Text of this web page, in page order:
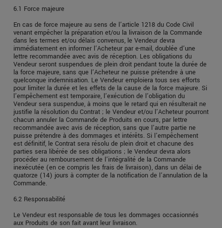
6.1 Force majeure
En cas de force majeure au sens de l’article 1218 du Code Civil
venant empêcher la préparation et/ou la livraison de la Commande
dans les termes et/ou délais convenus, le Vendeur devra
immédiatement en informer l’Acheteur par e-mail, doublée d’une
lettre recommandée avec avis de réception. Les obligations du
Vendeur seront suspendues de plein droit pendant toute la durée de
la force majeure, sans que l’Acheteur ne puisse prétendre à une
quelconque indemnisation. Le Vendeur emploiera tous ses efforts
pour limiter la durée et les effets de la cause de la force majeure. Si
l’empêchement est temporaire, l’exécution de l’obligation du
Vendeur sera suspendue, à moins que le retard qui en résulterait ne
justifie la résolution du Contrat ; le Vendeur et/ou l’Acheteur pourront
chacun annuler la Commande de Produits en cours, par lettre
recommandée avec avis de réception, sans que l’autre partie ne
puisse prétendre à des dommages et intérêts. Si l’empêchement
est définitif, le Contrat sera résolu de plein droit et chacune des
parties sera libérée de ses obligations ; le Vendeur devra alors
procéder au remboursement de l’intégralité de la Commande
inexécutée (en ce compris les frais de livraison), dans un délai de
quatorze (14) jours à compter de la notification de l’annulation de la
Commande.
6.2 Responsabilité
Le Vendeur est responsable de tous les dommages occasionnés
aux Produits de son fait avant leur livraison.